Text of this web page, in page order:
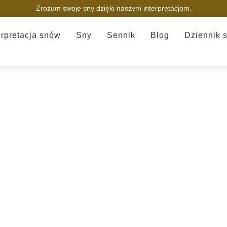
Zrozum swoje sny dzięki naszym interpretacjom.
snów Sny Sennik Blog Dziennik